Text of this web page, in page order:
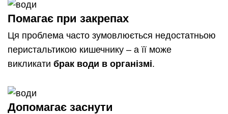
Помагає при закрепах
Ця проблема часто зумовлюється недостатньою
перистальтикою кишечнику – а її може
викликати брак води в організмі.
Допомагає заснути